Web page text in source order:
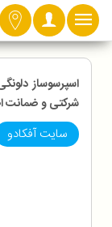
دسته
شرکتی و ضمانت
سایت آفکادو